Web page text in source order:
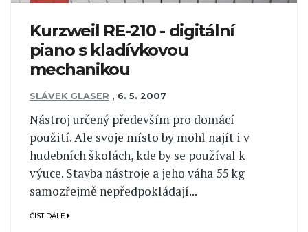
Kurzweil RE-210 - digitální
piano s kladívkovou
mechanikou
SLÁVEK GLASER , 6. 5. 2007
Nástroj určený především pro domácí
použití. Ale svoje místo by mohl najít i v
hudebních školách, kde by se používal k
výuce. Stavba nástroje a jeho váha 55 kg
samozřejmě nepředpokládají...
ČÍST DÁLE